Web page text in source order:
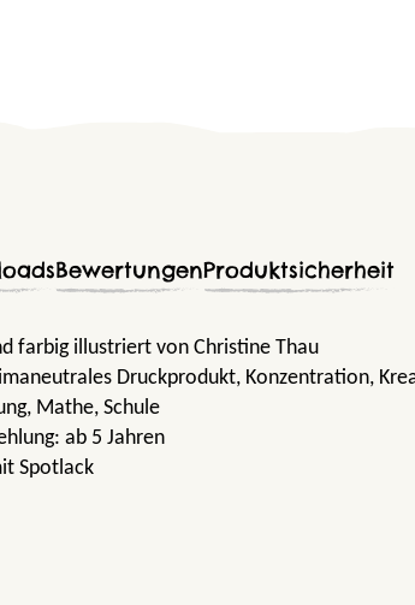
BewertungenProduktsicherheit
farbig illustriert von Christine Thau
Druckprodukt, Konzentration,
, Mathe, Schule
ab 5 Jahren
Spotlack